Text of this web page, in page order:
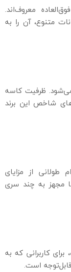
معروف‌اند.
متنوع، آن را به
ظرفیت کاسه
شاخص این برند
از مزایای
مجهز به چند سری
کاربرانی که به
قابل‌توجه است.